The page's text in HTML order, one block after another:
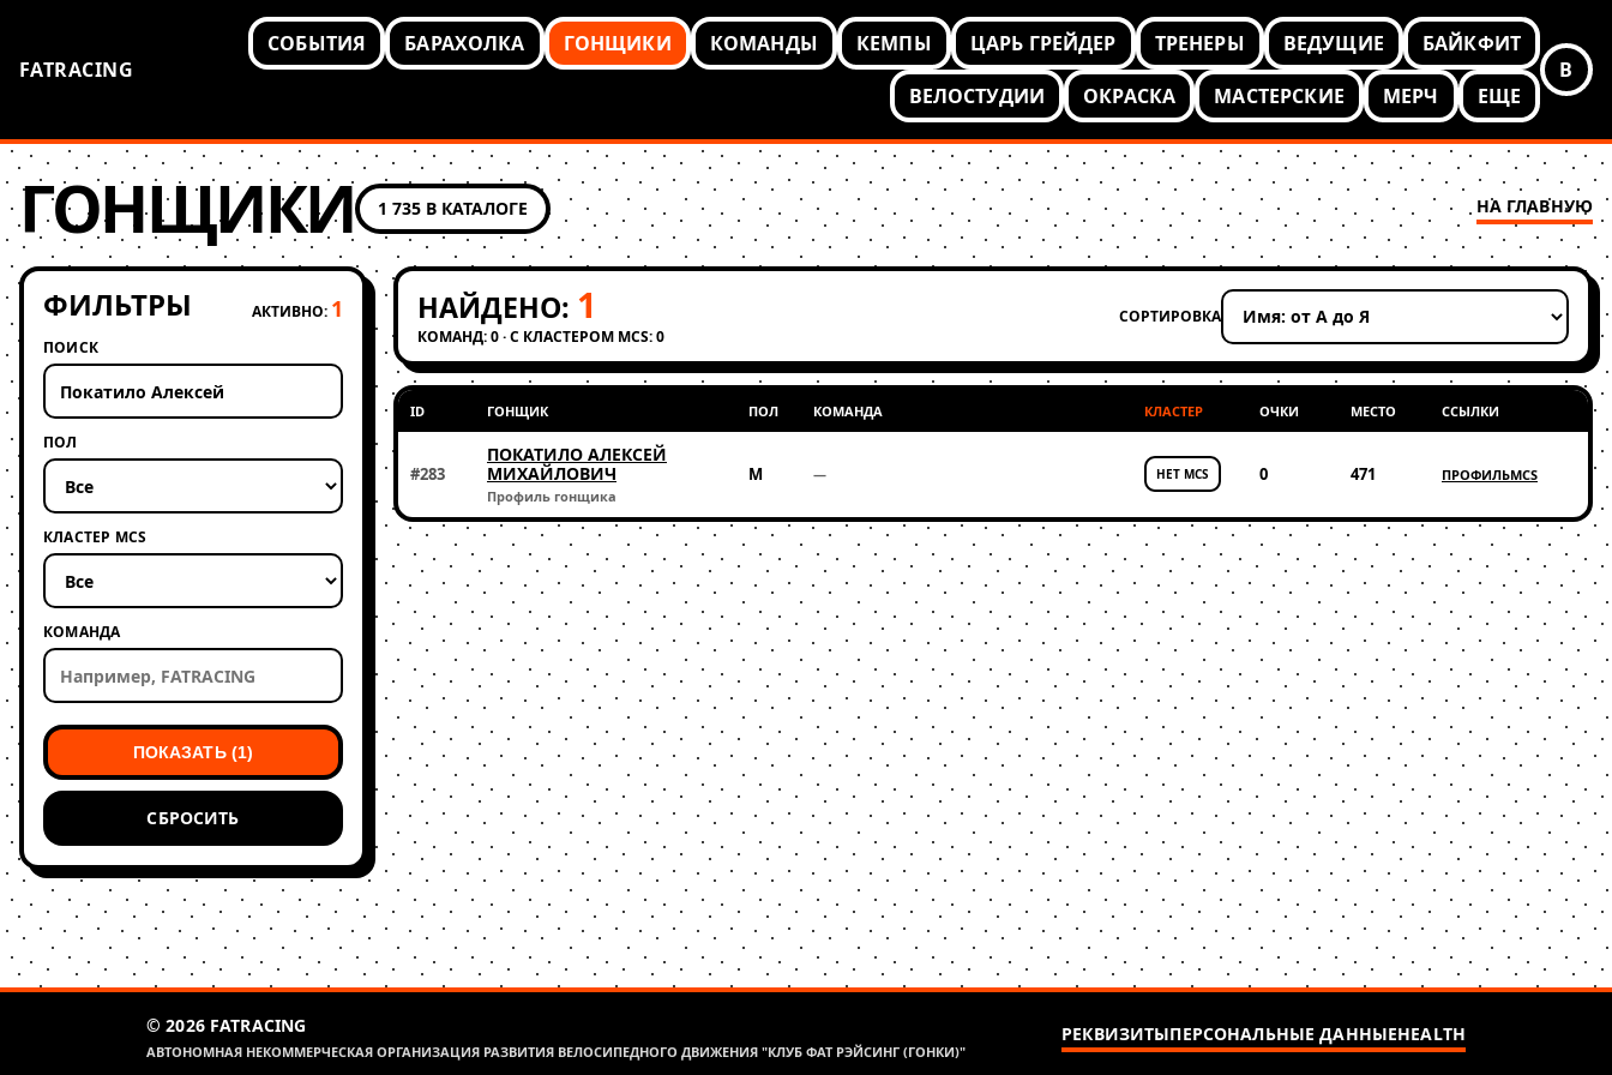
FATRACING
СОБЫТИЯ БАРАХОЛКА ГОНЩИКИ КОМАНДЫ КЕМПЫ ЦАРЬ ГРЕЙДЕР ТРЕНЕРЫ ВЕДУЩИЕ
БАЙКФИТ
ВЕЛОСТУДИИ
ОКРАСКА МАСТЕРСКИЕ МЕРЧ ЕЩЕ
В
ГОНЩИКИ 1 735 В КАТАЛОГЕ НА ГЛАВНУЮ
ФИЛЬТРЫ АКТИВНО: 1
ПОИСК
ПОЛ
КЛАСТЕР MCS
КОМАНДА
ПОКАЗАТЬ (1)
СБРОСИТЬ
НАЙДЕНО: 1
КОМАНД: 0 · С КЛАСТЕРОМ MCS: 0
СОРТИРОВКА
Применить сортировку
ID ГОНЩИК ПОЛ КОМАНДА КЛАСТЕР ОЧКИ МЕСТО ССЫЛКИ
#283
ПОКАТИЛО АЛЕКСЕЙ
МИХАЙЛОВИЧ
Профиль гонщика
М — НЕТ MCS 0 471 ПРОФИЛЬMCS
© 2026 FATRACING
АВТОНОМНАЯ НЕКОММЕРЧЕСКАЯ ОРГАНИЗАЦИЯ РАЗВИТИЯ ВЕЛОСИПЕДНОГО ДВИЖЕНИЯ "КЛУБ ФАТ РЭЙСИНГ (ГОНКИ)"
РЕКВИЗИТЫПЕРСОНАЛЬНЫЕ ДАННЫЕHEALTH